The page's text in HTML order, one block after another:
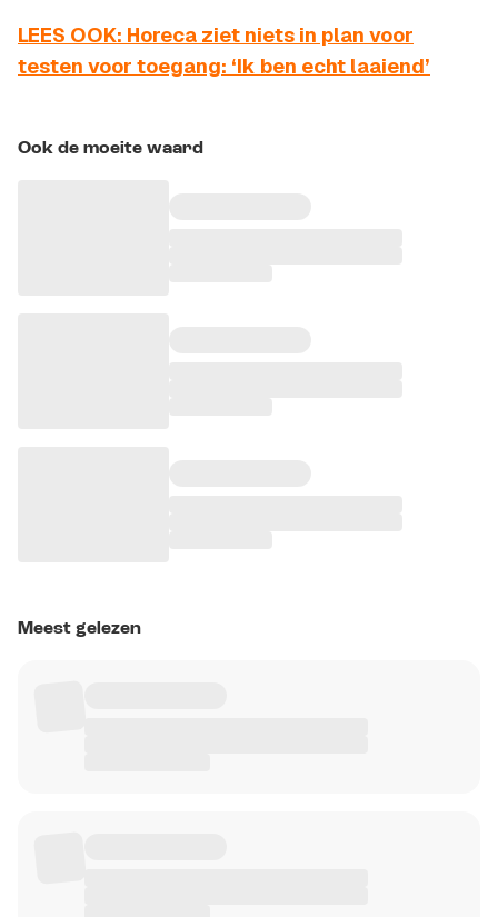
LEES OOK: Horeca ziet niets in plan voor
testen voor toegang: ‘Ik ben echt laaiend’
Ook de moeite waard
Meest gelezen